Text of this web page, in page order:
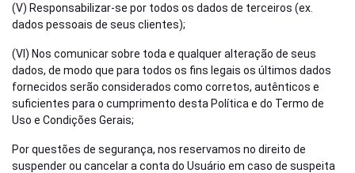
(V) Responsabilizar-se por todos os dados de terceiros (ex.
dados pessoais de seus clientes);
(VI) Nos comunicar sobre toda e qualquer alteração de seus
dados, de modo que para todos os fins legais os últimos dados
fornecidos serão considerados como corretos, autênticos e
suficientes para o cumprimento desta Política e do Termo de
Uso e Condições Gerais;
Por questões de segurança, nos reservamos no direito de
suspender ou cancelar a conta do Usuário em caso de suspeita